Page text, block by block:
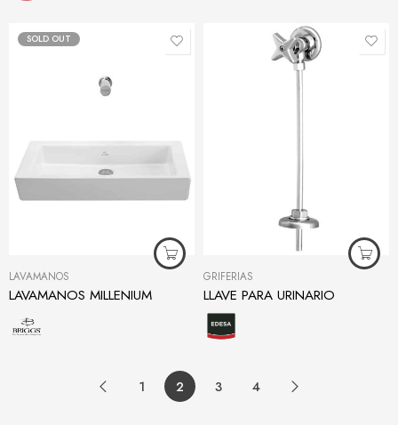
SOLD OUT
LAVAMANOS
LAVAMANOS MILLENIUM
GRIFERÍAS
LLAVE PARA URINARIO
1 2 3 4